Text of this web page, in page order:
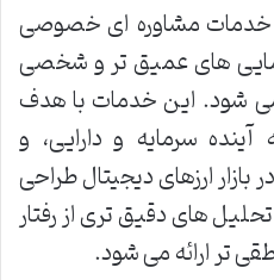
خدمات مشاوره ای خصوصی
های عمیق تر و شخصی
می شود. این خدمات با هدف
سرمایه و دارایی، و
ارزهای دیجیتال طراحی
های دقیق تری از رفتار
تر ارائه می شود.